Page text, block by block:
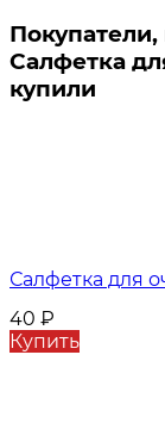
Салфетка
купили
Салфетка для
40 ₽
Купить